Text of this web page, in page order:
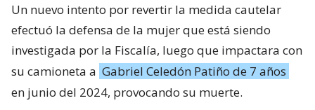
Un nuevo intento por revertir la medida cautelar
efectuó la defensa de la mujer que está siendo
investigada por la Fiscalía, luego que impactara con
su camioneta a Gabriel Celedón Patiño de 7 años
en junio del 2024, provocando su muerte.